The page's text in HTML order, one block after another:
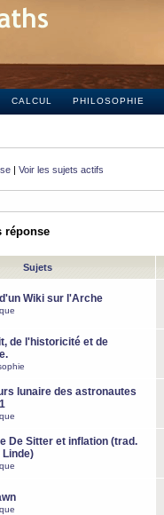
CALCUL PHILOSOPHIE
| Voir les sujets actifs
réponse
Sujets
Wiki sur l'Arche
de l'historicité et de
lunaire des astronautes
De Sitter et inflation (trad.